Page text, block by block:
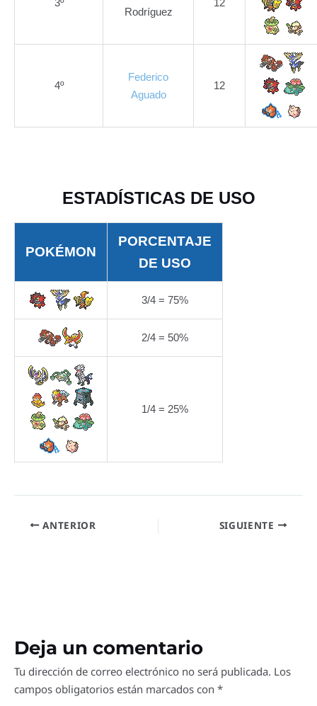
Rodríguez
4º
Federico
Aguado
12
ESTADÍSTICAS DE USO
POKÉMON
PORCENTAJE
DE USO
3/4 = 75%
2/4 = 50%
1/4 = 25%
ANTERIOR SIGUIENTE
Deja un comentario
Tu dirección de correo electrónico no será publicada. Los
campos obligatorios están marcados con *